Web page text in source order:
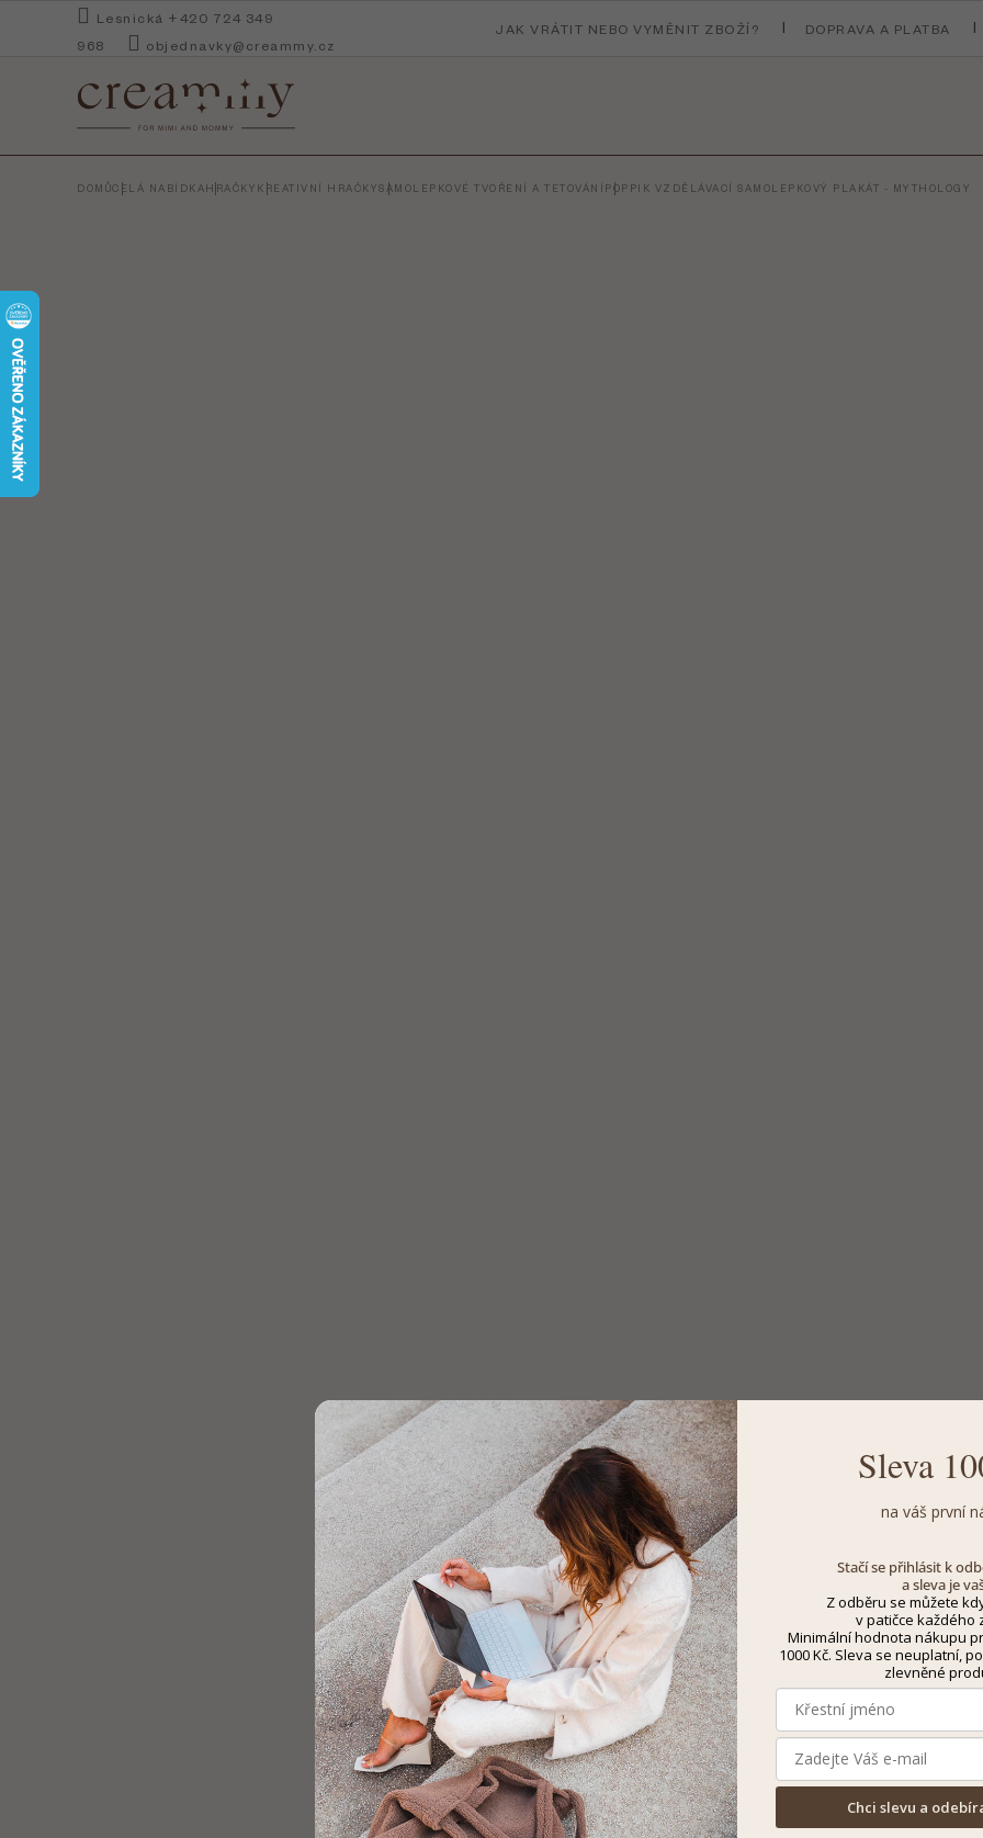
Lesnická +420 724 349
968
objednavky@creammy.cz
JAK VRÁTIT NEBO VYMĚNIT ZBOŽÍ? DOPRAVA A PLATBA
DOMŮCELÁ NABÍDKAHRAČKY KREATIVNÍ HRAČKYSAMOLEPKOVÉ TVOŘENÍ A TETOVÁNÍ POPPIK VZDĚLÁVACÍ SAMOLEPKOVÝ PLAKÁT - MYTHOLOGY
Sleva
na váš první
Stačí se přihlásit k
a sleva je
Z odběru se můžete
v patičce každého
Minimální hodnota nákupu
1000 Kč. Sleva se neuplatní,
zlevněné
Chci slevu a